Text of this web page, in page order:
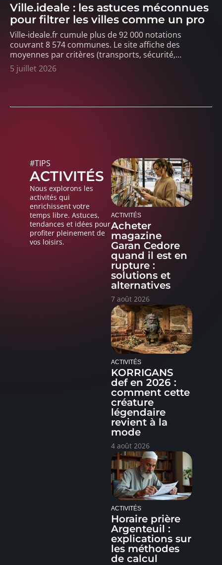
Ville.ideale : les astuces méconnues
pour filtrer les villes comme un pro
Ville-ideale.fr cumule plus de 92 000 notations
couvrant 8 574 communes. Le site affiche des
moyennes par critères (transports, sécurité,…
5 juillet 2026
#TIPS
ACTIVITÉS
Nous explorons les
activités qui
enrichissent votre
temps libre. Astuces,
tendances et idées pour
profiter pleinement de
vos loisirs.
ACTIVITÉS
Acheter
magazine
Garan Cedore
quand il est en
rupture :
solutions et
alternatives
7 août 2026
ACTIVITÉS
KORRIGANS
def en 2026 :
comment cette
créature
légendaire
revient à la
mode
4 août 2026
ACTIVITÉS
Horaire prière
Argenteuil :
explications sur
les méthodes
de calcul